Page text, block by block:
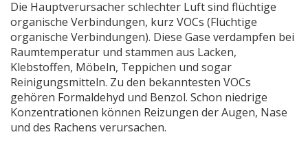
Die Hauptverursacher schlechter Luft sind flüchtige
organische Verbindungen, kurz VOCs (Flüchtige
organische Verbindungen). Diese Gase verdampfen bei
Raumtemperatur und stammen aus Lacken,
Klebstoffen, Möbeln, Teppichen und sogar
Reinigungsmitteln. Zu den bekanntesten VOCs
gehören Formaldehyd und Benzol. Schon niedrige
Konzentrationen können Reizungen der Augen, Nase
und des Rachens verursachen.